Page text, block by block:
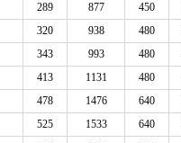
289 877 450
320 938 480
343 993 480
413 1131 480
478 1476 640
525 1533 640